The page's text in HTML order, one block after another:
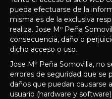
pueda efectuarse de la
misma es de la exclusiva
realiza. Jose Mº Peña
consecuencia, daño o
dicho acceso o uso.
Jose Mº Peña Somovilla, no
errores de seguridad que se
daños que puedan causarse
usuario (hardware y